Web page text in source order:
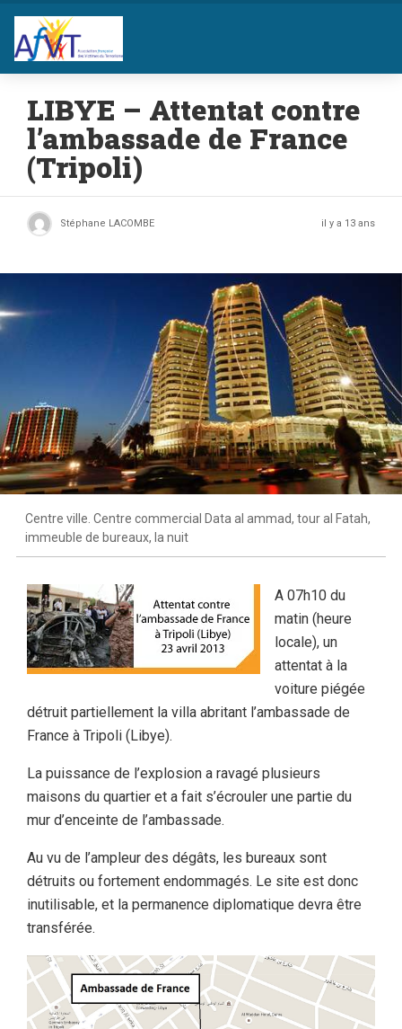
LIBYE – Attentat contre
l’ambassade de France
(Tripoli)
Stéphane LACOMBE il y a 13 ans
Centre ville. Centre commercial Data al ammad, tour al Fatah,
immeuble de bureaux, la nuit
A 07h10 du
matin (heure
locale), un
attentat à la
voiture piégée
détruit partiellement la villa abritant l’ambassade de
France à Tripoli (Libye).
La puissance de l’explosion a ravagé plusieurs
maisons du quartier et a fait s’écrouler une partie du
mur d’enceinte de l’ambassade.
Au vu de l’ampleur des dégâts, les bureaux sont
détruits ou fortement endommagés. Le site est donc
inutilisable, et la permanence diplomatique devra être
transférée.